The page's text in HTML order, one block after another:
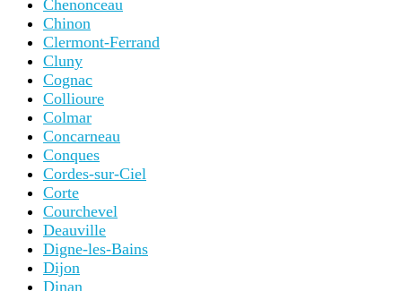
Chenonceau
Chinon
Clermont-Ferrand
Cluny
Cognac
Collioure
Colmar
Concarneau
Conques
Cordes-sur-Ciel
Corte
Courchevel
Deauville
Digne-les-Bains
Dijon
Dinan